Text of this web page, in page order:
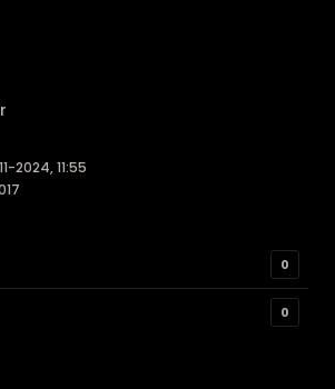
2024, 11:55
0
0